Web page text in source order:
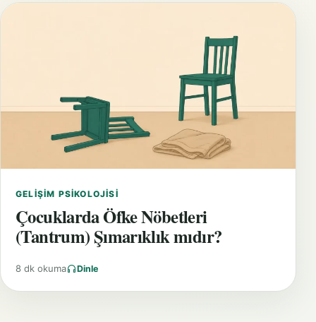
GELIŞIM PSIKOLOJISI
Çocuklarda Öfke Nöbetleri
(Tantrum) Şımarıklık mıdır?
8 dk okuma Dinle